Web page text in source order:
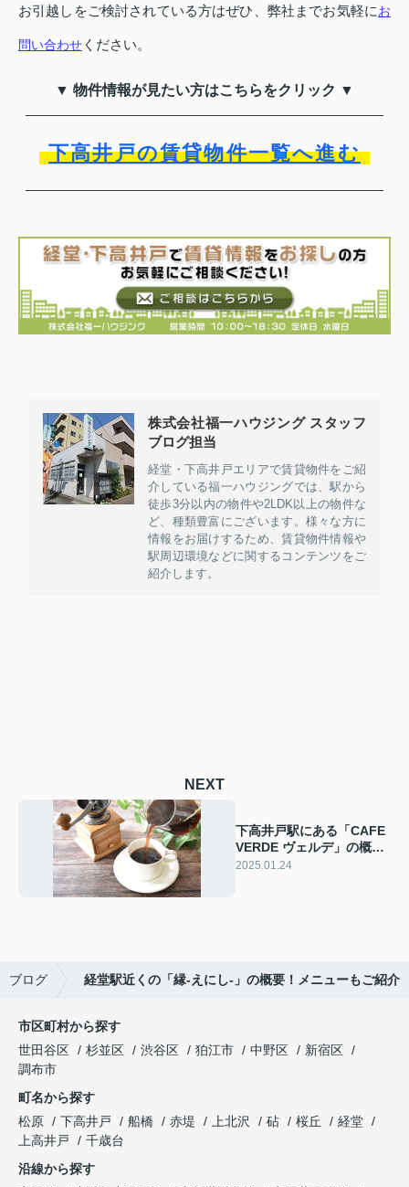
お引越しをご検討されている方はぜひ、弊社までお気軽にお
問い合わせ ください。
▼ 物件情報が見たい方はこちらをクリック ▼
下高井戸の賃貸物件一覧へ進む
株式会社福一ハウジング スタッフ
ブログ担当
経堂・下高井戸エリアで賃貸物件をご紹
介している福一ハウジングでは、駅から
徒歩3分以内の物件や2LDK以上の物件な
ど、種類豊富にございます。様々な方に
情報をお届けするため、賃貸物件情報や
駅周辺環境などに関するコンテンツをご
紹介します。
NEXT
下高井戸駅にある「CAFE
VERDE ヴェルデ」の概
要！メニューもご紹介
2025.01.24
ブログ 経堂駅近くの「縁‐えにし‐」の概要！メニューもご紹介
市区町村から探す
世田谷区
杉並区 渋谷区 狛江市 中野区
新宿区
調布市
町名から探す
松原
下高井戸 船橋 赤堤 上北沢 砧 桜丘
経堂
上高井戸
千歳台
沿線から探す